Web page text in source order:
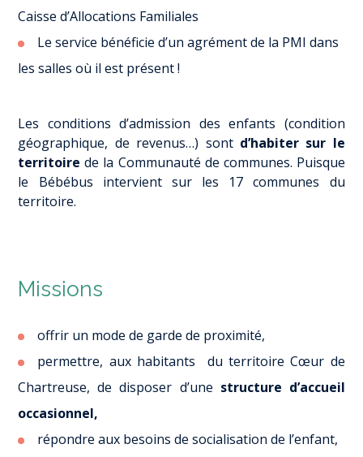
Caisse d’Allocations Familiales
Le service bénéficie d’un agrément de la PMI dans
les salles où il est présent !
Les conditions d’admission des enfants (condition
géographique, de revenus…) sont d’habiter sur le
territoire de la Communauté de communes. Puisque
le Bébébus intervient sur les 17 communes du
territoire.
Missions
offrir un mode de garde de proximité,
permettre, aux habitants du territoire Cœur de
Chartreuse, de disposer d’une structure d’accueil
occasionnel,
répondre aux besoins de socialisation de l’enfant,